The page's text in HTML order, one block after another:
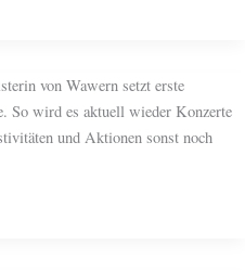
von Wawern setzt erste
So wird es aktuell wieder Konzerte
und Aktionen sonst noch